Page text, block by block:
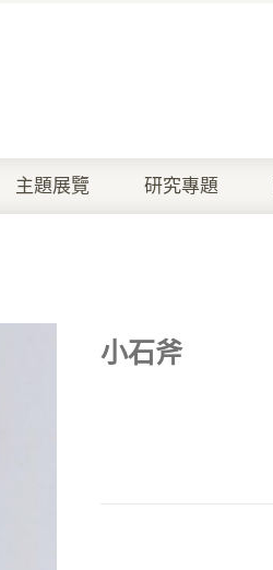
主題展覽 研究專題
小石斧